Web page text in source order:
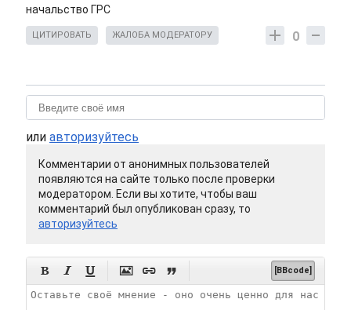
начальство ГРС
0
ЦИТИРОВАТЬ ЖАЛОБА МОДЕРАТОРУ
или авторизуйтесь
Комментарии от анонимных пользователей
появляются на сайте только после проверки
модератором. Если вы хотите, чтобы ваш
комментарий был опубликован сразу, то
авторизуйтесь
      [BBcode]